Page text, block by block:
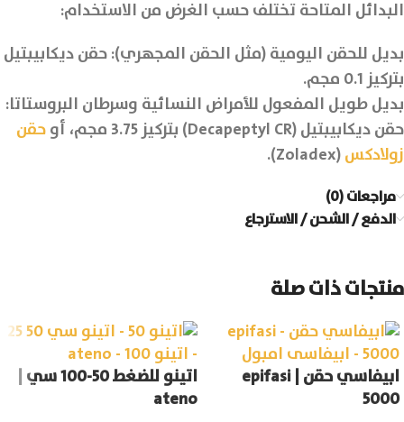
البدائل المتاحة تختلف حسب الغرض من الاستخدام:
بديل للحقن اليومية (مثل الحقن المجهري): حقن ديكابيبتيل
بتركيز 0.1 مجم.
بديل طويل المفعول للأمراض النسائية وسرطان البروستاتا:
حقن ديكابيبتيل (Decapeptyl CR) بتركيز 3.75 مجم، أو
حقن
زولادكس(Zoladex).
مراجعات (0)
الدفع / الشحن / الاسترجاع
منتجات ذات صلة
ابيفاسي حقن | epifasi
5000
اتينو للضغط 50-100 سي |
ateno